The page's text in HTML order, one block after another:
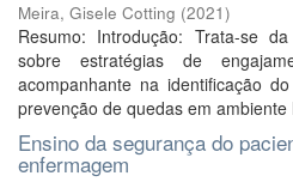
Meira, Gisele Cotting (2021)
Resumo: Introdução: Trata-se
sobre estratégias de
acompanhante na identificação
prevenção de quedas em
Ensino da segurança do
enfermagem